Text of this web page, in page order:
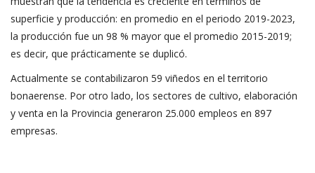
superficie y producción: en promedio en el periodo 2019-2023,
la producción fue un 98 % mayor que el promedio 2015-2019;
es decir, que prácticamente se duplicó.
Actualmente se contabilizaron 59 viñedos en el territorio
bonaerense. Por otro lado, los sectores de cultivo, elaboración
y venta en la Provincia generaron 25.000 empleos en 897
empresas.